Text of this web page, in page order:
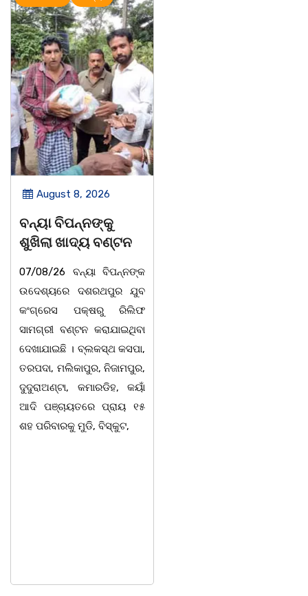
August 8, 2026
ବନ୍ୟା ବିପନ୍ନଙ୍କୁ
ଶୁଖିଲା ଖାଦ୍ୟ ବଣ୍ଟନ
07/08/26 ବନ୍ୟା ବିପନ୍ନଙ୍କ
ଉଦେଶ୍ୟରେ ଦଶରଥପୁର ଯୁବ
କଂଗ୍ରେସ ପକ୍ଷରୁ ରିଲିଫ
ସାମଗ୍ରୀ ବଣ୍ଟନ କରାଯାଇଥିବା
ଦେଖାଯାଇଛି । ବ୍ଲକସ୍ଥ କସପା,
ତରପଦା, ମଲିକାପୁର, ନିଜାମପୁର,
ଦୁଦୁରାଅଣ୍ଟା, କମାରଡିହ, କୟାଁ
ଆଦି ପଞ୍ଚାୟତରେ ପ୍ରାୟ ୧୫
ଶହ ପରିବାରକୁ ମୁଡି, ବିସ୍କୁଟ,